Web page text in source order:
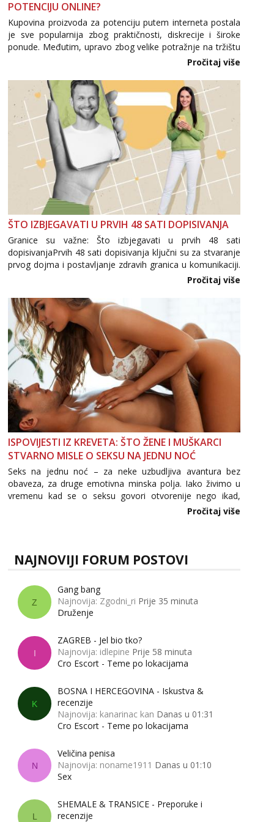
POTENCIJU ONLINE?
Kupovina proizvoda za potenciju putem interneta postala
je sve popularnija zbog praktičnosti, diskrecije i široke
ponude. Međutim, upravo zbog velike potražnje na tržištu
se pojavljuju i brojni krivotvoreni proizvodi, nepouzdane
internetske trgovine te proizvodi nepoznatog podrijetla. ...
Pročitaj više
ŠTO IZBJEGAVATI U PRVIH 48 SATI DOPISIVANJA
Granice su važne: Što izbjegavati u prvih 48 sati
dopisivanjaPrvih 48 sati dopisivanja ključni su za stvaranje
prvog dojma i postavljanje zdravih granica u komunikaciji.
Važno je izbjeći prebrzo otkrivanje osobnih ili intimnih
informacija, jer nepoznata osoba još nije zaslužila to
povjerenje. Takođe...
Pročitaj više
ISPOVIJESTI IZ KREVETA: ŠTO ŽENE I MUŠKARCI
STVARNO MISLE O SEKSU NA JEDNU NOĆ
Seks na jednu noć – za neke uzbudljiva avantura bez
obaveza, za druge emotivna minska polja. Iako živimo u
vremenu kad se o seksu govori otvorenije nego ikad,
tema „jedne noći strasti“ i dalje izaziva burne rasprave. Što
Pročitaj više
NAJNOVIJI FORUM POSTOVI
Z
Gang bang
Najnovija: Zgodni_ri Prije 35 minuta
Druženje
I
ZAGREB - Jel bio tko?
Najnovija: idlepine Prije 58 minuta
Cro Escort - Teme po lokacijama
K
BOSNA I HERCEGOVINA - Iskustva &
recenzije
Najnovija: kanarinac kan Danas u 01:31
Cro Escort - Teme po lokacijama
N
Veličina penisa
Najnovija: noname1911 Danas u 01:10
Sex
L
SHEMALE & TRANSICE - Preporuke i
recenzije